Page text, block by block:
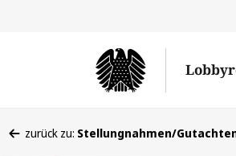
befinden
zurück zu: Stellungnahmen/